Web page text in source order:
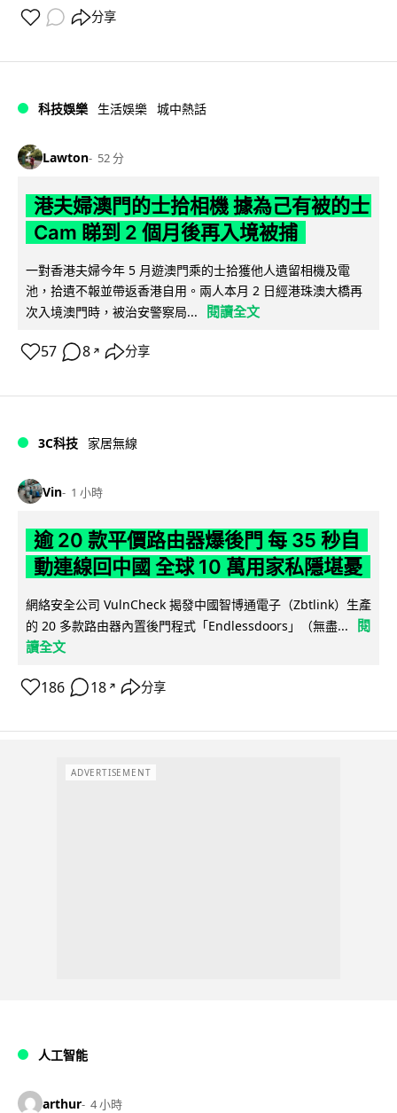
分享
科技娛樂 生活娛樂 城中熱話
Lawton 52 分
港夫婦澳門的士拾相機 據為己有被的士
Cam 睇到 2 個月後再入境被捕
一對香港夫婦今年 5 月遊澳門乘的士拾獲他人遺留相機及電
池，拾遺不報並帶返香港自用。兩人本月 2 日經港珠澳大橋再
次入境澳門時，被治安警察局...
閱讀全文
57 8 ↗ 分享
3C科技 家居無線
Vin 1 小時
逾 20 款平價路由器爆後門 每 35 秒自
動連線回中國 全球 10 萬用家私隱堪憂
網絡安全公司 VulnCheck 揭發中國智博通電子（Zbtlink）生產
的 20 多款路由器內置後門程式「Endlessdoors」（無盡...
閱
讀全文
186 18 ↗ 分享
ADVERTISEMENT
人工智能
arthur 4 小時